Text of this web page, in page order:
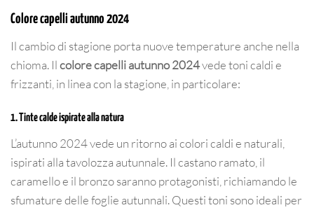
Colore capelli autunno 2024
Il cambio di stagione porta nuove temperature anche nella
chioma. Ilcolore capelli autunno 2024vede toni caldi e
frizzanti, in linea con la stagione, in particolare:
1. Tinte calde ispirate alla natura
L’autunno 2024 vede un ritorno ai colori caldi e naturali,
ispirati alla tavolozza autunnale. Il castano ramato, il
caramello e il bronzo saranno protagonisti, richiamando le
sfumature delle foglie autunnali. Questi toni sono ideali per